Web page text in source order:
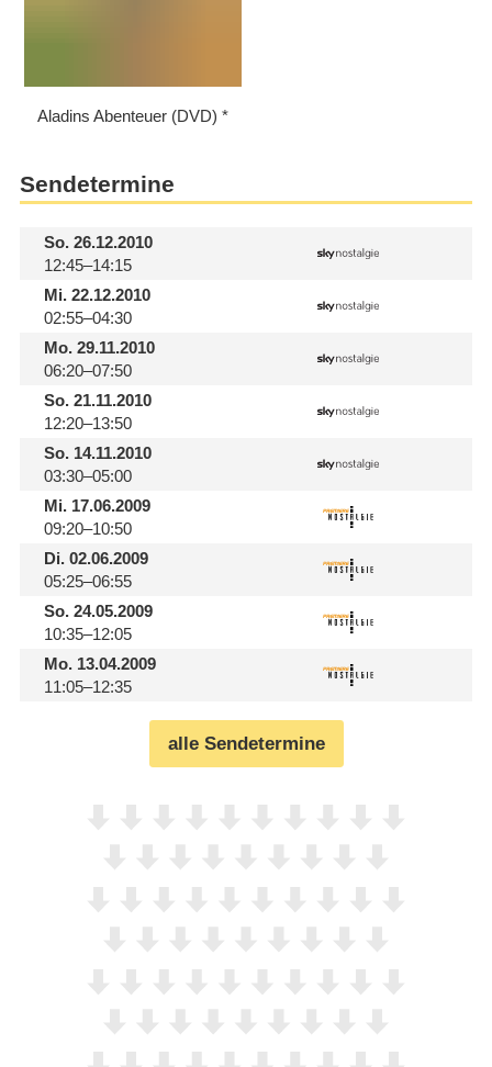
Aladins Abenteuer (DVD)
Sendetermine
So.26.12.2010
12:45–14:15
Mi.22.12.2010
02:55–04:30
Mo.29.11.2010
06:20–07:50
So.21.11.2010
12:20–13:50
So.14.11.2010
03:30–05:00
Mi.17.06.2009
09:20–10:50
Di.02.06.2009
05:25–06:55
So.24.05.2009
10:35–12:05
Mo.13.04.2009
11:05–12:35
alle Sendetermine